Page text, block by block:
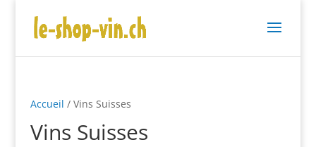
Accueil / Vins Suisses
Vins Suisses